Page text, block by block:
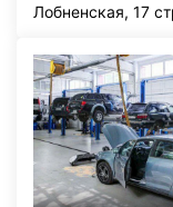
Лобненская, 17